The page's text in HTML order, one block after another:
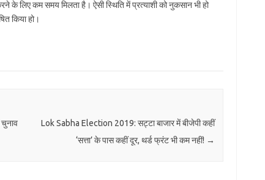
के लिए कम समय मिलता है। ऐसी स्थिति में प्रत्याशी को नुकसान भी हो
किया हो।
चुनाव
Lok Sabha Election 2019: सट्टा बाजार में बीजेपी कहीं
‘सत्ता’ के पास कहीं दूर, थर्ड फ्रंट भी कम नहीं! →